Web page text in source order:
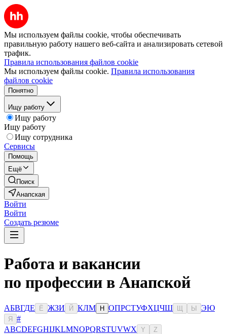
Мы используем файлы cookie, чтобы обеспечивать
правильную работу нашего веб-сайта и анализировать сетевой
трафик.
Правила использования файлов cookie
Мы используем файлы cookie. Правила использования
файлов cookie
Понятно
Ищу работу
Ищу работу
Ищу работу
Ищу сотрудника
Сервисы
Помощь
Ещё
Поиск
Анапская
Войти
Войти
Создать резюме
Работа и вакансии
по профессии в Анапской
АБВГДЕ Ё ЖЗИ Й КЛМ Н ОПРСТУФХЦЧШ Ы ЭЮ
Я
#
ABCDEFGHIJKLMNOPQRSTUVWX Y Z